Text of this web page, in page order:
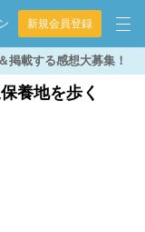
新規会員登録
掲載する感想大募集！
養地を歩く